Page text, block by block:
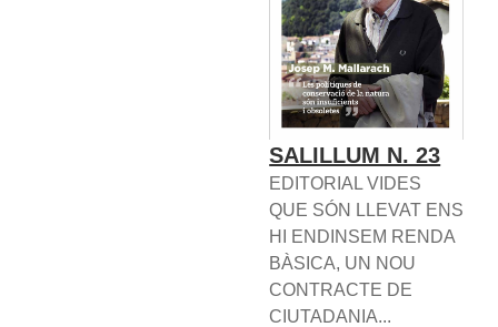
SALILLUM N. 23
EDITORIAL VIDES
QUE SÓN LLEVAT ENS
HI ENDINSEM RENDA
BÀSICA, UN NOU
CONTRACTE DE
CIUTADANIA...